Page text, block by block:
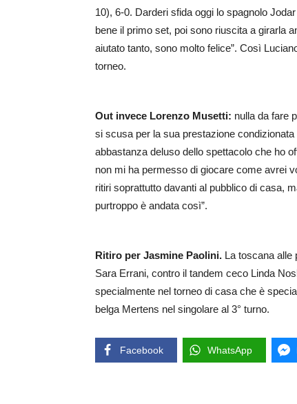
10), 6-0. Darderi sfida oggi lo spagnolo
bene il primo set, poi sono riuscita a girarla
aiutato tanto, sono molto felice”. Così
torneo.
Out invece Lorenzo Musetti: nulla da fare
si scusa per la sua prestazione
abbastanza deluso dello spettacolo che ho
non mi ha permesso di giocare come avrei
ritiri soprattutto davanti al pubblico di casa,
purtroppo è andata così”.
Ritiro per Jasmine Paolini. La toscana alle
Sara Errani, contro il tandem ceco Linda
specialmente nel torneo di casa che è
belga Mertens nel singolare al 3° turno.
Facebook WhatsApp